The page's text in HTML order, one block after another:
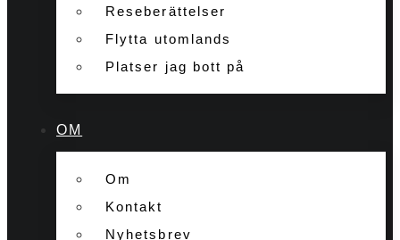
Reseberättelser
Flytta utomlands
Platser jag bott på
OM
Om
Kontakt
Nyhetsbrev